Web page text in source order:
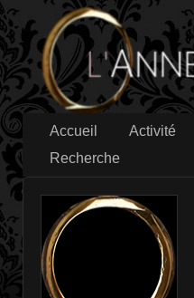
Accueil Activité
Recherche